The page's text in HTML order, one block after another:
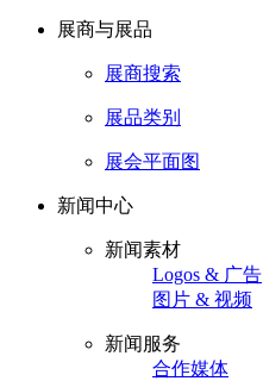
展商与展品
展商搜索
展品类别
展会平面图
新闻中心
新闻素材
Logos & 广告
图片 & 视频
新闻服务
合作媒体